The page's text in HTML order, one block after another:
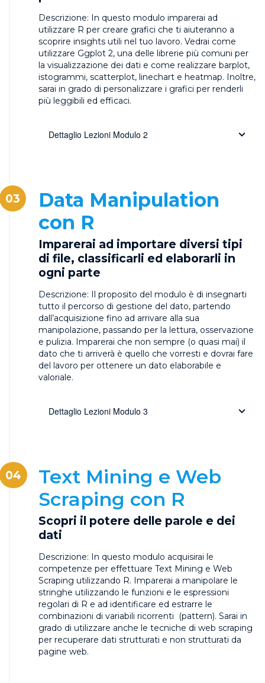
Descrizione: In questo modulo imparerai ad
utilizzare R per creare grafici che ti aiuteranno a
scoprire insights utili nel tuo lavoro. Vedrai come
utilizzare Ggplot 2, una delle librerie più comuni per
la visualizzazione dei dati e come realizzare barplot,
istogrammi, scatterplot, linechart e heatmap. Inoltre,
sarai in grado di personalizzare i grafici per renderli
più leggibili ed efficaci.
Dettaglio Lezioni Modulo 2
03
Data Manipulation
con R
Imparerai ad importare diversi tipi
di file, classificarli ed elaborarli in
ogni parte
Descrizione: Il proposito del modulo è di insegnarti
tutto il percorso di gestione del dato, partendo
dall’acquisizione fino ad arrivare alla sua
manipolazione, passando per la lettura, osservazione
e pulizia. Imparerai che non sempre (o quasi mai) il
dato che ti arriverà è quello che vorresti e dovrai fare
del lavoro per ottenere un dato elaborabile e
valoriale.
Dettaglio Lezioni Modulo 3
04
Text Mining e Web
Scraping con R
Scopri il potere delle parole e dei
dati
Descrizione: In questo modulo acquisirai le
competenze per effettuare Text Mining e Web
Scraping utilizzando R. Imparerai a manipolare le
stringhe utilizzando le funzioni e le espressioni
regolari di R e ad identificare ed estrarre le
combinazioni di variabili ricorrenti (pattern). Sarai in
grado di utilizzare anche le tecniche di web scraping
per recuperare dati strutturati e non strutturati da
pagine web.